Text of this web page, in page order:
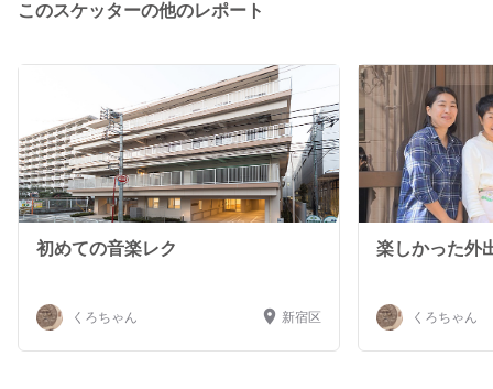
このスケッターの他のレポート
初めての音楽レク
くろちゃん 新宿区
楽しかった外
くろちゃん